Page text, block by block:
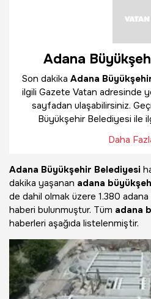
Adana
Son dakika Adana
ilgili Gazete Vatan adresinde
sayfadan ulaşabilirsiniz.
Büyükşehir Belediyesi ile
Büyükşehir Belediyesihaber
Daha
Adana Büyükşehir Belediyesi
dakika yaşanan adana
de dahil olmak üzere 1.380
haberi bulunmuştur. Tüm adana
haberleri aşağıda listelenmiştir.